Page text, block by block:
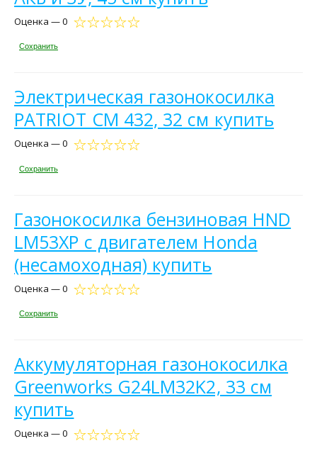
Оценка — 0
Сохранить
Электрическая газонокосилка
PATRIOT CM 432, 32 см купить
Оценка — 0
Сохранить
Газонокосилка бензиновая HND
LM53XP c двигателем Honda
(несамоходная) купить
Оценка — 0
Сохранить
Аккумуляторная газонокосилка
Greenworks G24LM32K2, 33 см
купить
Оценка — 0